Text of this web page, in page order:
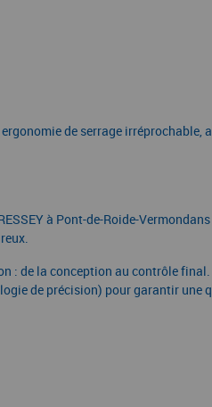
de serrage
à Pont-de-Roide-
: de la conception au contrôle final.
de précision) pour garantir une